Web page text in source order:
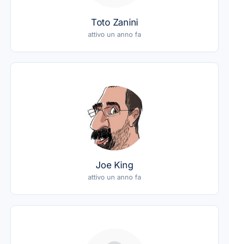
Toto Zanini
attivo un anno fa
Joe King
attivo un anno fa